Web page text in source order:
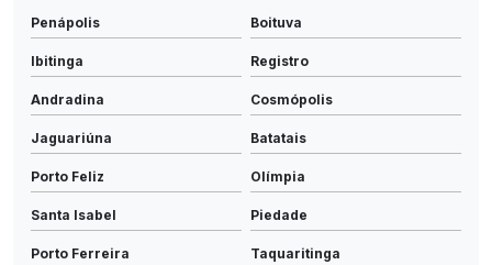
Penápolis Boituva
Ibitinga Registro
Andradina Cosmópolis
Jaguariúna Batatais
Porto Feliz Olímpia
Santa Isabel Piedade
Porto Ferreira Taquaritinga